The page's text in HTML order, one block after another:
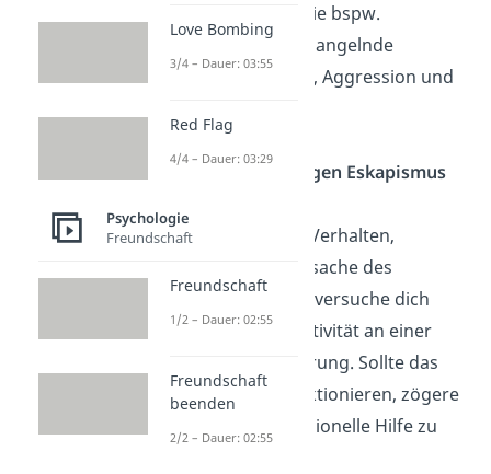
Erkrankungen wie bspw.
Depressionen, mangelnde
Kontaktfähigkeit, Aggression und
Was kann ich gegen Eskapismus
Reflektiere dein Verhalten,
erforsche die Ursache des
Eskapismus und versuche dich
mithilfe von Positivität an einer
aktiven Veränderung. Sollte das
alleine nicht funktionieren, zögere
nicht, dir professionelle Hilfe zu
Love Bombing
3/4 – Dauer: 03:55
Red Flag
4/4 – Dauer: 03:29
Psychologie
Freundschaft
Freundschaft
1/2 – Dauer: 02:55
Freundschaft
beenden
2/2 – Dauer: 02:55